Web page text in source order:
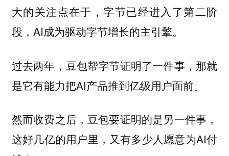
大的关注点在于，字节已经进入了第二阶
段，AI成为驱动字节增长的主引擎。
过去两年，豆包帮字节证明了一件事，那就
是它有能力把AI产品推到亿级用户面前。
然而收费之后，豆包要证明的是另一件事，
这好几亿的用户里，又有多少人愿意为AI付